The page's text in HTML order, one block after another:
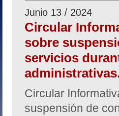
Junio 13 / 2024
Circular
sobre
servicios
Circular
suspensión de